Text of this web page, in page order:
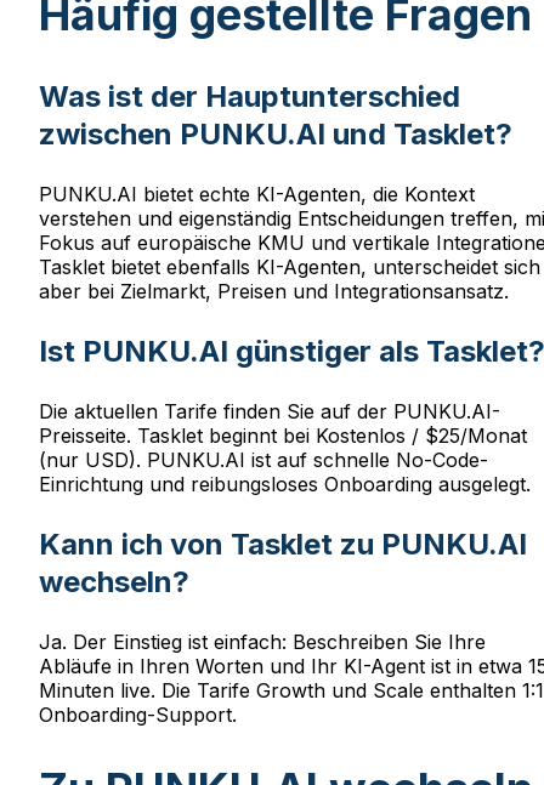
Häufig gestellte Fragen
Was ist der Hauptunterschied
zwischen PUNKU.AI und Tasklet?
PUNKU.AI bietet echte KI-Agenten, die Kontext
verstehen und eigenständig Entscheidungen treffen,
Fokus auf europäische KMU und vertikale
Tasklet bietet ebenfalls KI-Agenten, unterscheidet sich
aber bei Zielmarkt, Preisen und Integrationsansatz.
Ist PUNKU.AI günstiger als Tasklet?
Die aktuellen Tarife finden Sie auf der PUNKU.AI-
Preisseite. Tasklet beginnt bei Kostenlos / $25/Monat
(nur USD). PUNKU.AI ist auf schnelle No-Code-
Einrichtung und reibungsloses Onboarding ausgelegt.
Kann ich von Tasklet zu PUNKU.AI
wechseln?
Ja. Der Einstieg ist einfach: Beschreiben Sie Ihre
Abläufe in Ihren Worten und Ihr KI-Agent ist in etwa
Minuten live. Die Tarife Growth und Scale enthalten
Onboarding-Support.